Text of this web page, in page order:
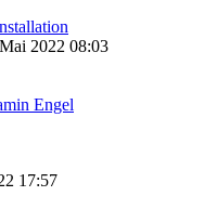
2022 08:03
Engel
17:57